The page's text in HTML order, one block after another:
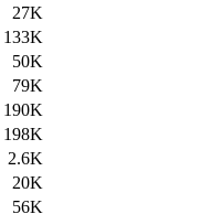
27K
133K
50K
79K
190K
198K
2.6K
20K
56K